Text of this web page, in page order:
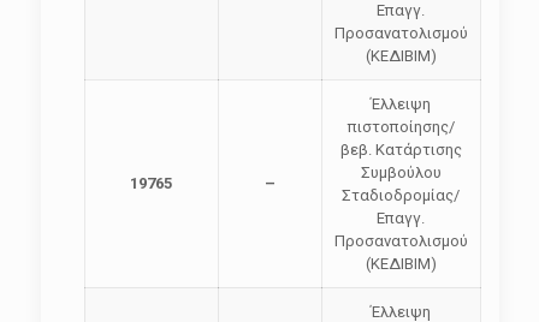
Επαγγ.
Προσανατολισμού
(ΚΕΔΙΒΙΜ)
19765 –
Έλλειψη
πιστοποίησης/
βεβ. Κατάρτισης
Συμβούλου
Σταδιοδρομίας/
Επαγγ.
Προσανατολισμού
(ΚΕΔΙΒΙΜ)
Έλλειψη